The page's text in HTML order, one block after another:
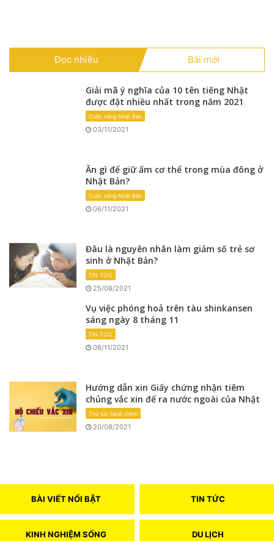
Đọc nhiều Bài mới
Giải mã ý nghĩa của 10 tên tiếng Nhật
được đặt nhiều nhất trong năm 2021
Cuộc sống Nhật Bản
03/11/2021
Ăn gì để giữ ấm cơ thể trong mùa đông ở
Nhật Bản?
Cuộc sống Nhật Bản
06/11/2021
Đâu là nguyên nhân làm giảm số trẻ sơ
sinh ở Nhật Bản?
TIN TỨC
25/08/2021
Vụ việc phóng hoả trên tàu shinkansen
sáng ngày 8 tháng 11
TIN TỨC
08/11/2021
Hướng dẫn xin Giấy chứng nhận tiêm
chủng vắc xin để ra nước ngoài của Nhật
Thủ tục hành chính
20/08/2021
BÀI VIẾT NỔI BẬT TIN TỨC
KINH NGHIỆM SỐNG DU LỊCH